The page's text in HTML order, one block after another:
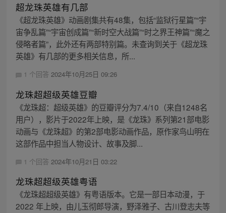
超龙珠英雄有几部
《超龙珠英雄》动画剧集共有48集，包括“监狱行星篇”“宇
宙争乱篇”“宇宙创成篇”“新时空大战篇”“时之界王神篇”“魔之
侵略者篇”，此外还有两部特别篇。未查询到关于《超龙珠
英雄》有几部的更多相关信息，所...
1 个回答 2024年10月25日 09:26
龙珠超超级英雄豆瓣
《龙珠超：超级英雄》的豆瓣评分为7.4/10（来自1248名
用户），影片于2022年上映，是《龙珠》系列第21部电影
动画与《龙珠超》的第2部电影动画作品，原作家鸟山明在
这部作品中担当人物设计、故事及脚...
1 个回答 2024年10月21日 03:22
龙珠超超级英雄粤语
《龙珠超超级英雄》有粤语版本。它是一部日本动漫，于
2022 年上映，由儿玉彻郎导演，野泽雅子、古川登志夫等